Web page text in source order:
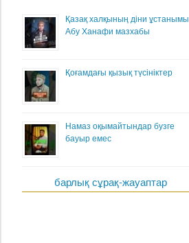
Қазақ халқының діни ұстанымы
Абу Ханафи мазхабы
Қоғамдағы қызық түсініктер
Намаз оқымайтындар бузге
бауыр емес
барлық сұрақ-жауаптар